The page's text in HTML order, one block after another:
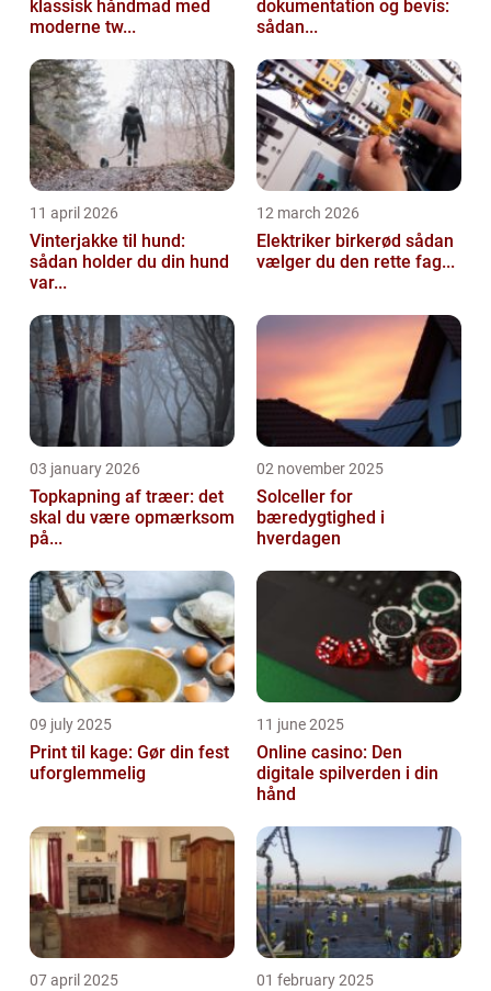
klassisk håndmad med
moderne tw...
dokumentation og bevis:
sådan...
11 april 2026
Vinterjakke til hund:
sådan holder du din hund
var...
12 march 2026
Elektriker birkerød sådan
vælger du den rette fag...
03 january 2026
Topkapning af træer: det
skal du være opmærksom
på...
02 november 2025
Solceller for
bæredygtighed i
hverdagen
09 july 2025
Print til kage: Gør din fest
uforglemmelig
11 june 2025
Online casino: Den
digitale spilverden i din
hånd
07 april 2025 01 february 2025